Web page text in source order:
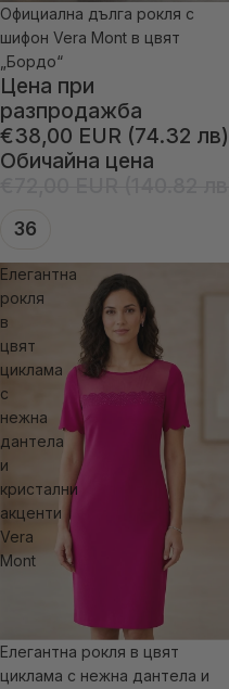
-47% отстъпка
Официална дълга рокля с
шифон Vera Mont в цвят
„Бордо“
Цена при
разпродажба
€38,00 EUR (74.32 лв)
Обичайна цена
36
Елегантна
рокля
в
цвят
циклама
с
нежна
дантела
и
кристални
акценти
Vera
Mont
Елегантна рокля в цвят
циклама с нежна дантела и